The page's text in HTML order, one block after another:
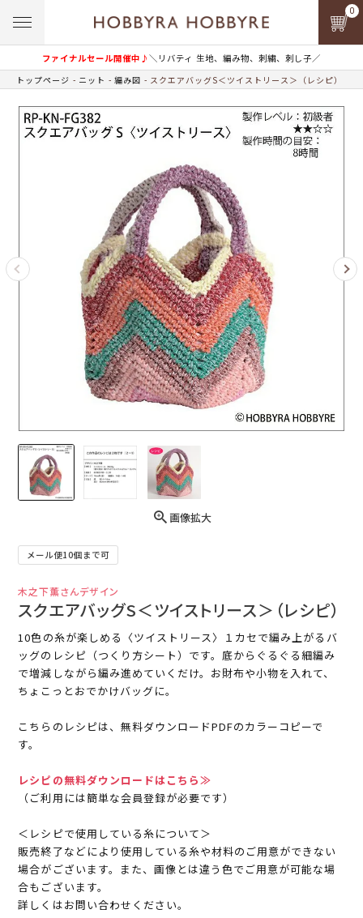
ファイナルセール開催中♪＼リバティ 生地、編み物、刺繍、刺し子／
0
トップページ ニット 編み図 スクエアバッグS＜ツイストリース＞（レシピ）
画像拡大
メール便10個まで可
木之下薫さんデザイン
スクエアバッグS＜ツイストリース＞（レシピ）
10色の糸が楽しめる〈ツイストリース〉１カセで編み上がるバ
ッグのレシピ（つくり方シート）です。底からぐるぐる細編み
で増減しながら編み進めていくだけ。お財布や小物を入れて、
ちょこっとおでかけバッグに。
こちらのレシピは、無料ダウンロードPDFのカラーコピーで
す。
レシピの無料ダウンロードはこちら≫
（ご利用には簡単な会員登録が必要です）
＜レシピで使用している糸について＞
販売終了などにより使用している糸や材料のご用意ができない
場合がございます。また、画像とは違う色でご用意が可能な場
合もございます。
詳しくはお問い合わせください。